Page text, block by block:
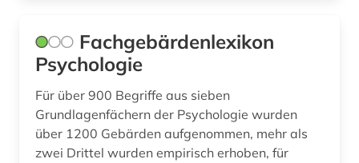
Fachgebärdenlexikon
Psychologie
Für über 900 Begriffe aus sieben
Grundlagenfächern der Psychologie wurden
über 1200 Gebärden aufgenommen, mehr als
zwei Drittel wurden empirisch erhoben, für